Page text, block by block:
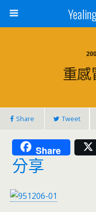
重感
Share Tweet
Share
分享